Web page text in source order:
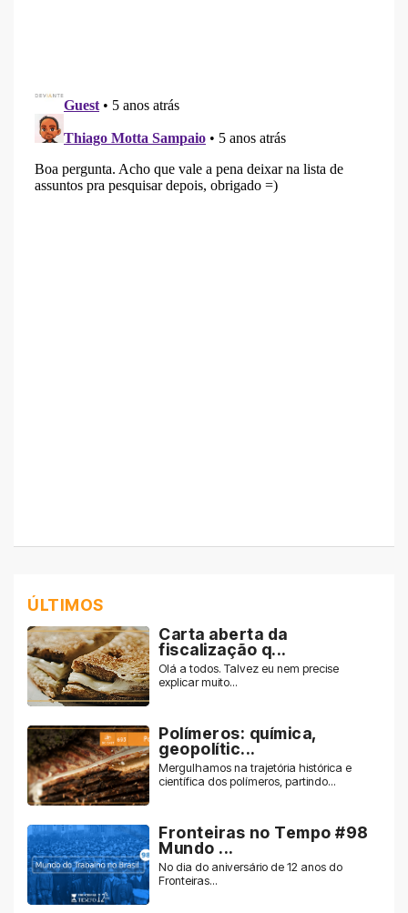
ÚLTIMOS
Carta aberta da
fiscalização q...
Olá a todos. Talvez eu nem precise
explicar muito...
Polímeros: química,
geopolític...
Mergulhamos na trajetória histórica e
científica dos polímeros, partindo...
Fronteiras no Tempo #98
Mundo ...
No dia do aniversário de 12 anos do
Fronteiras...